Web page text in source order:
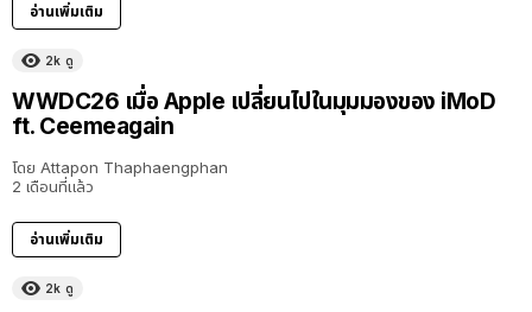
อ่านเพิ่มเติม
2k ดู
WWDC26 เมื่อ Apple เปลี่ยนไปในมุมมองของ iMoD
ft. Ceemeagain
โดย Attapon Thaphaengphan
2 เดือนที่แล้ว
อ่านเพิ่มเติม
2k ดู